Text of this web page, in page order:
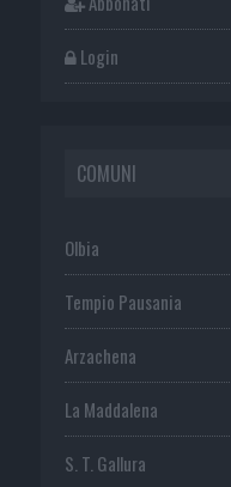
Login
COMUNI
Olbia
Tempio Pausania
Arzachena
La Maddalena
S. T. Gallura